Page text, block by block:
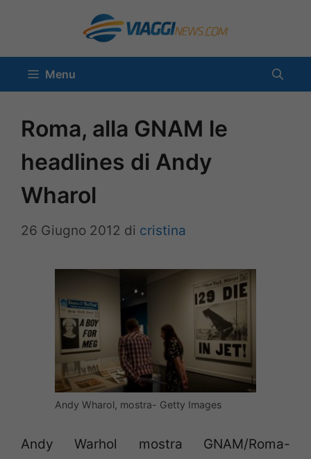
contenuto
Menu
Roma, alla GNAM le
headlines di Andy
Wharol
26 Giugno 2012 di cristina
Andy Wharol, mostra- Getty Images
Andy Warhol mostra GNAM/Roma-